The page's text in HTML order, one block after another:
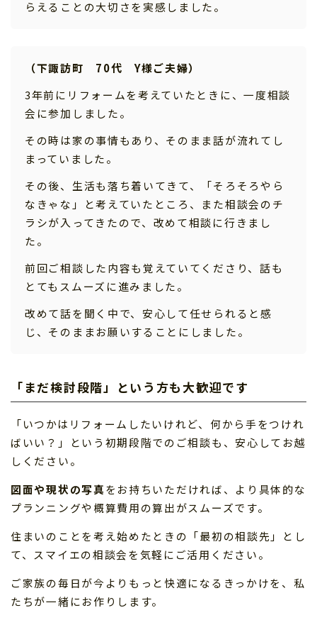
らえることの大切さを実感しました。
（下諏訪町 70代 Y様ご夫婦）
3年前にリフォームを考えていたときに、一度相談
会に参加しました。
その時は家の事情もあり、そのまま話が流れてし
まっていました。
その後、生活も落ち着いてきて、「そろそろやら
なきゃな」と考えていたところ、また相談会のチ
ラシが入ってきたので、改めて相談に行きまし
た。
前回ご相談した内容も覚えていてくださり、話も
とてもスムーズに進みました。
改めて話を聞く中で、安心して任せられると感
じ、そのままお願いすることにしました。
「まだ検討段階」という方も大歓迎です
「いつかはリフォームしたいけれど、何から手をつけれ
ばいい？」という初期段階でのご相談も、安心してお越
しください。
図面や現状の写真をお持ちいただければ、より具体的な
プランニングや概算費用の算出がスムーズです。
住まいのことを考え始めたときの「最初の相談先」とし
て、スマイエの相談会を気軽にご活用ください。
ご家族の毎日が今よりもっと快適になるきっかけを、私
たちが一緒にお作りします。